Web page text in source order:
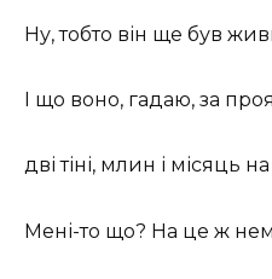
Ну, тобто він ще був
І що воно, гадаю, за
дві тіні, млин і місяць
Мені-то що? На це ж